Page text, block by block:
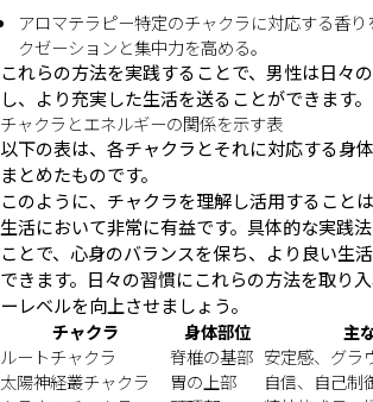
アロマテラピー特定のチャクラに対応する香り
クゼーションと集中力を高める。
これらの方法を実践することで、男性は日々
し、より充実した生活を送ることができます。
チャクラとエネルギーの関係を示す表
以下の表は、各チャクラとそれに対応する身
まとめたものです。
このように、チャクラを理解し活用すること
生活において非常に有益です。具体的な実践
ことで、心身のバランスを保ち、より良い生
できます。日々の習慣にこれらの方法を取り
ーレベルを向上させましょう。
チャクラ
身体部位
主
ルートチャクラ
脊椎の基部 安定感、グラ
太陽神経叢チャクラ
胃の上部
自信、自己制